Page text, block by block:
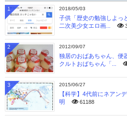
2018/05/03
子供「歴史の勉強しよ
二次美少女エロ画...
1
2012/09/07
独居のおばあちゃん、
クルトおばちゃん「...
2
2015/06/27
【科学】4代前にネアン
明
61188
3